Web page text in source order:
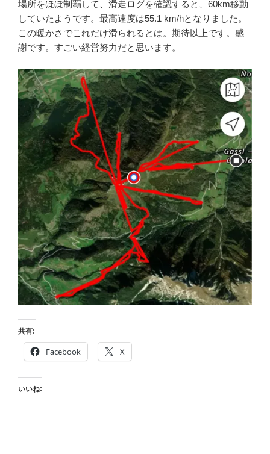
場所をほぼ制覇して、滑走ログを確認すると、60km移動
していたようです。最高速度は55.1 km/hとなりました。
この暖かさでこれだけ滑られるとは。期待以上です。感
謝です。すごい経営努力だと思います。
共有:
Facebook X
いいね: